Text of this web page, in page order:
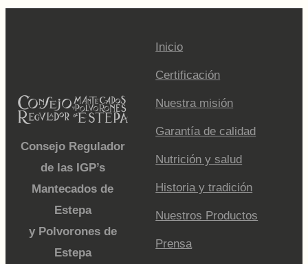
Consejo Regulador
de las IGP’s
Mantecados de
Estepa
y Polvorones de
Estepa
Inicio
Certificación
Nuestra misión
Garantía de calidad
Nutrición y salud
Historia y tradición
Nuestros Productos
Prensa